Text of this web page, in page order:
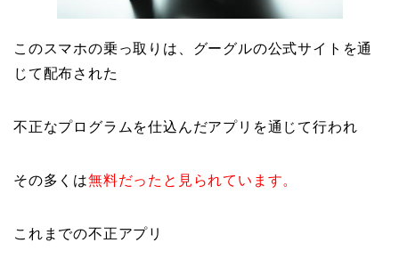
このスマホの乗っ取りは、グーグルの公式サイトを通
じて配布された
不正なプログラムを仕込んだアプリを通じて行われ
その多くは無料だったと見られています。
これまでの不正アプリ